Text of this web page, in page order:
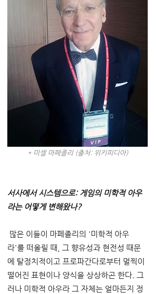
* 미셸 마페졸리 (출처: 위키피디아)
서사에서 시스템으로: 게임의 미학적 아우
라는 어떻게 변해왔나?
많은 이들이 마페졸리의 '미학적 아우
라'를 떠올릴 때, 그 향유성과 현전성 때문
에 탈정치적이고 프로파간다로부터 멀찍이
떨어진 표현이나 양식을 상상하곤 한다. 그
러나 미학적 아우라 그 자체는 얼마든지 정